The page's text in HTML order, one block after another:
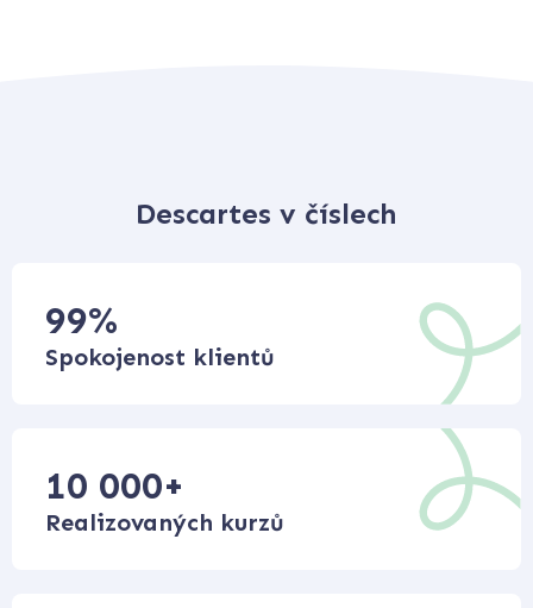
Descartes v číslech
99%
Spokojenost klientů
10 000+
Realizovaných kurzů